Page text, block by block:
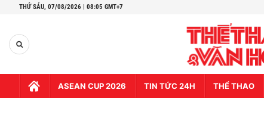
THỨ SÁU, 07/08/2026 | 08:05 GMT+7
ASEAN CUP 2026 TIN TỨC 24H THỂ THAO